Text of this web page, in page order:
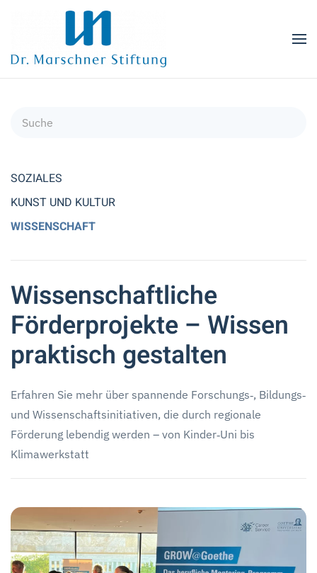
Zum Hauptinhalt springen
Wissenschaftliche
Förderprojekte – Wissen
praktisch gestalten
Erfahren Sie mehr über spannende Forschungs‑, Bildungs‑
und Wissenschaftsinitiativen, die durch regionale
Förderung lebendig werden – von Kinder‑Uni bis
Klimawerkstatt
SOZIALES
KUNST UND KULTUR
WISSENSCHAFT